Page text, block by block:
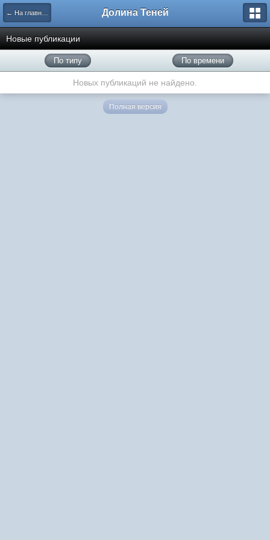
← На главную Долина Теней
Новые публикации
По типу По времени
Новых публикаций не найдено.
Полная версия